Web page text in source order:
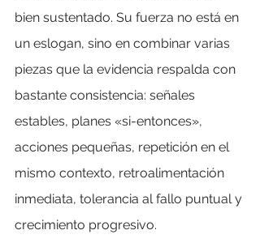
bien sustentado. Su fuerza no está en
un eslogan, sino en combinar varias
piezas que la evidencia respalda con
bastante consistencia: señales
estables, planes «si-entonces»,
acciones pequeñas, repetición en el
mismo contexto, retroalimentación
inmediata, tolerancia al fallo puntual y
crecimiento progresivo.